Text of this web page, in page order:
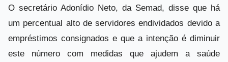
O secretário Adonídio Neto, da Semad, disse que há
um percentual alto de servidores endividados devido a
empréstimos consignados e que a intenção é diminuir
este número com medidas que ajudem a saúde